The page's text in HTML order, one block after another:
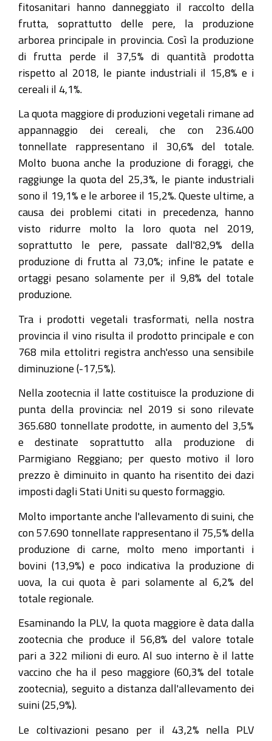
fitosanitari hanno danneggiato il raccolto della
frutta, soprattutto delle pere, la produzione
arborea principale in provincia. Così la produzione
di frutta perde il 37,5% di quantità prodotta
rispetto al 2018, le piante industriali il 15,8% e i
cereali il 4,1%.
La quota maggiore di produzioni vegetali rimane ad
appannaggio dei cereali, che con 236.400
tonnellate rappresentano il 30,6% del totale.
Molto buona anche la produzione di foraggi, che
raggiunge la quota del 25,3%, le piante industriali
sono il 19,1% e le arboree il 15,2%. Queste ultime, a
causa dei problemi citati in precedenza, hanno
visto ridurre molto la loro quota nel 2019,
soprattutto le pere, passate dall'82,9% della
produzione di frutta al 73,0%; infine le patate e
ortaggi pesano solamente per il 9,8% del totale
produzione.
Tra i prodotti vegetali trasformati, nella nostra
provincia il vino risulta il prodotto principale e con
768 mila ettolitri registra anch'esso una sensibile
diminuzione (-17,5%).
Nella zootecnia il latte costituisce la produzione di
punta della provincia: nel 2019 si sono rilevate
365.680 tonnellate prodotte, in aumento del 3,5%
e destinate soprattutto alla produzione di
Parmigiano Reggiano; per questo motivo il loro
prezzo è diminuito in quanto ha risentito dei dazi
imposti dagli Stati Uniti su questo formaggio.
Molto importante anche l'allevamento di suini, che
con 57.690 tonnellate rappresentano il 75,5% della
produzione di carne, molto meno importanti i
bovini (13,9%) e poco indicativa la produzione di
uova, la cui quota è pari solamente al 6,2% del
totale regionale.
Esaminando la PLV, la quota maggiore è data dalla
zootecnia che produce il 56,8% del valore totale
pari a 322 milioni di euro. Al suo interno è il latte
vaccino che ha il peso maggiore (60,3% del totale
zootecnia), seguito a distanza dall'allevamento dei
suini (25,9%).
Le coltivazioni pesano per il 43,2% nella PLV